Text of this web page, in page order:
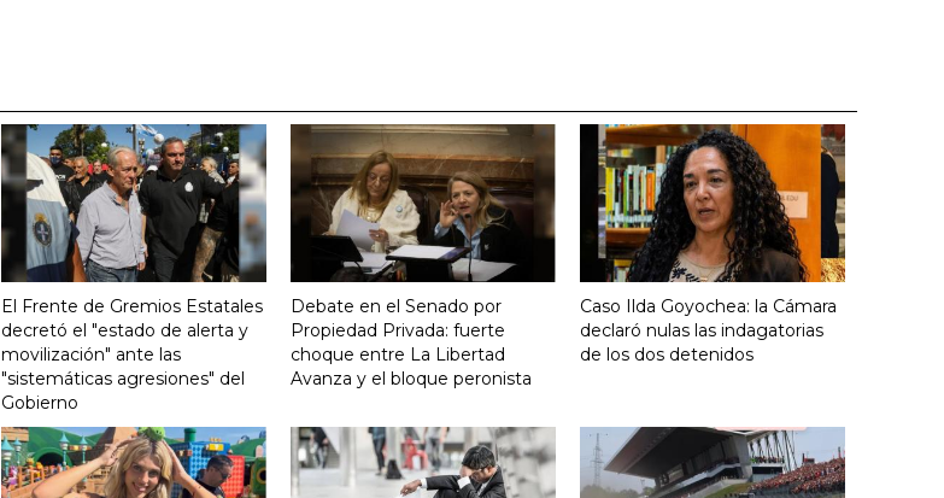
El Frente de Gremios Estatales
decretó el "estado de alerta y
movilización" ante las
"sistemáticas agresiones" del
Gobierno
Debate en el Senado por
Propiedad Privada: fuerte
choque entre La Libertad
Avanza y el bloque peronista
Caso Ilda Goyochea: la Cámara
declaró nulas las indagatorias
de los dos detenidos